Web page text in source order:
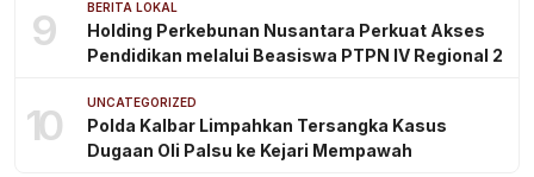
9 BERITA LOKAL
Holding Perkebunan Nusantara Perkuat Akses
Pendidikan melalui Beasiswa PTPN IV Regional 2
10 UNCATEGORIZED
Polda Kalbar Limpahkan Tersangka Kasus
Dugaan Oli Palsu ke Kejari Mempawah